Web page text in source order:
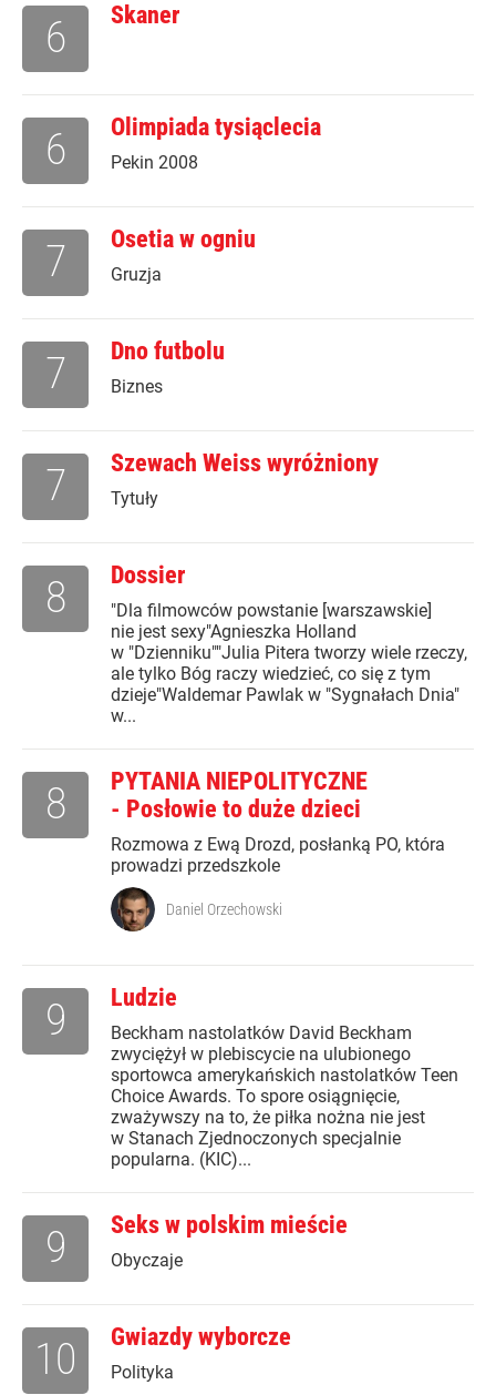
Skaner
6
Olimpiada tysiąclecia
Pekin 2008
6
Osetia w ogniu
Gruzja
7
Dno futbolu
Biznes
7
Szewach Weiss wyróżniony
Tytuły
7
Dossier
"Dla filmowców powstanie [warszawskie]
nie jest sexy"Agnieszka Holland
w "Dzienniku""Julia Pitera tworzy wiele rzeczy,
ale tylko Bóg raczy wiedzieć, co się z tym
dzieje"Waldemar Pawlak w "Sygnałach Dnia"
w...
8
PYTANIA NIEPOLITYCZNE
- Posłowie to duże dzieci
Rozmowa z Ewą Drozd, posłanką PO, która
prowadzi przedszkole
8
Daniel Orzechowski
Ludzie
Beckham nastolatków David Beckham
zwyciężył w plebiscycie na ulubionego
sportowca amerykańskich nastolatków Teen
Choice Awards. To spore osiągnięcie,
zważywszy na to, że piłka nożna nie jest
w Stanach Zjednoczonych specjalnie
popularna. (KIC)...
9
Seks w polskim mieście
Obyczaje
9
Gwiazdy wyborcze
Polityka
10